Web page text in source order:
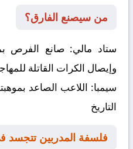
من سيصنع الفارق؟
ستاد مالي: صانع الفرص
وإيصال الكرات القاتلة
سيمبا: اللاعب الصاعد
التاريخ
فلسفة المدربين تتجسد